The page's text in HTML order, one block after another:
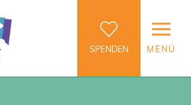
SPENDEN MENÜ